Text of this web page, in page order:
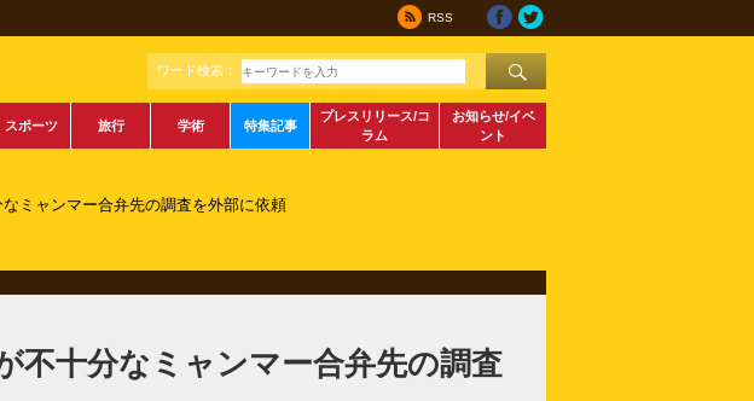
RSS
ワード検索：
スポーツ 旅行 学術 特集記事
プレスリリース/コ
ラム
お知らせ/イベ
ント
ミャンマー合弁先の調査を外部に依頼
不十分なミャンマー合弁先の調査